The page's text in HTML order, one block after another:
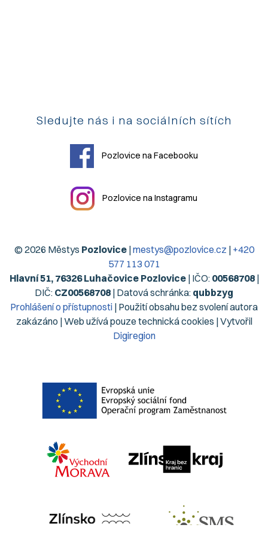
Sledujte nás i na sociálních sítích
Pozlovice na Facebooku
Pozlovice na Instagramu
© 2026 Městys Pozlovice|mestys@pozlovice.cz | +420
577 113 071
Hlavní 51, 76326 Luhačovice Pozlovice| IČO: 00568708|
DIČ: CZ00568708 | Datová schránka: qubbzyg
Prohlášení o přístupnosti | Použití obsahu bez svolení autora
zakázáno | Web užívá pouze technická cookies | Vytvořil
Digiregion